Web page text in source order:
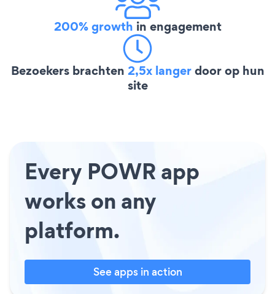
200% growth in engagement
Bezoekers brachten 2,5x langerdoor op hun
site
Every POWR app
works on any
platform.
See apps in action